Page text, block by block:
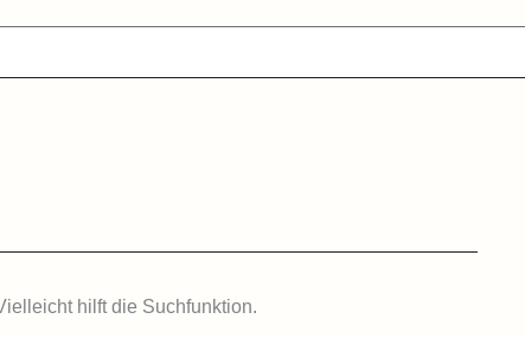
hilft die Suchfunktion.